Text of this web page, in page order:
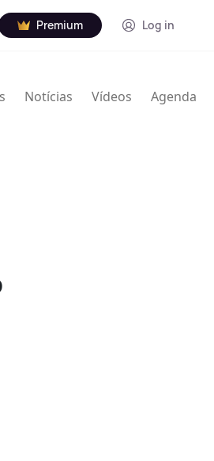
Premium Log in
Notícias Vídeos Agenda